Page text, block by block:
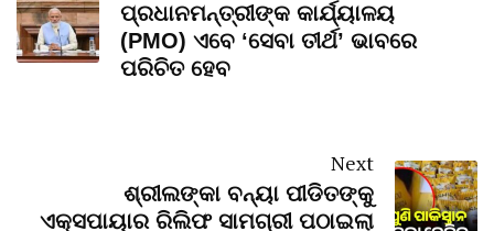
ପ୍ରଧାନମନ୍ତ୍ରୀଙ୍କ କାର୍ଯ୍ୟାଳୟ
(PMO) ଏବେ ‘ସେବା ତୀର୍ଥ’ ଭାବରେ
ପରିଚିତ ହେବ
Next
ଶ୍ରୀଲଙ୍କା ବନ୍ୟା ପୀଡିତଙ୍କୁ
ଏକ୍ସପାୟାର ରିଲିଫ ସାମଗ୍ରୀ ପଠାଇଲା